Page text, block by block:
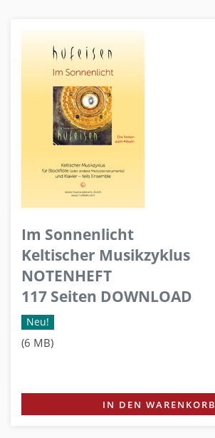
Im Sonnenlicht
Keltischer Musikzyklus
NOTENHEFT
117 Seiten DOWNLOAD
Neu!
(6 MB)
IN DEN WARENKORB